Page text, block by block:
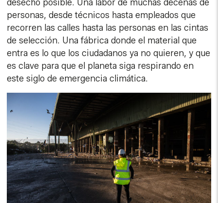
desecho posible. Una labor de muchas decenas de
personas, desde técnicos hasta empleados que
recorren las calles hasta las personas en las cintas
de selección. Una fábrica donde el material que
entra es lo que los ciudadanos ya no quieren, y que
es clave para que el planeta siga respirando en
este siglo de emergencia climática.